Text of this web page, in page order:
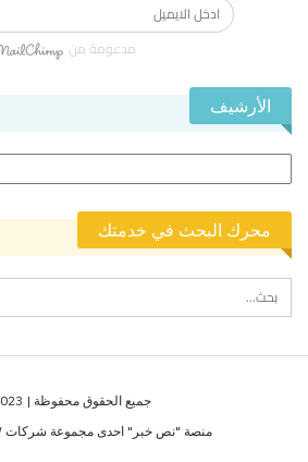
مدعومة من
الأرشيف
محرك البحث في خدمتك
جميع الحقوق محفوظة | 2023 ©
منصة "نص خبر" احدى مجموعة شركات TGW سنغافورة